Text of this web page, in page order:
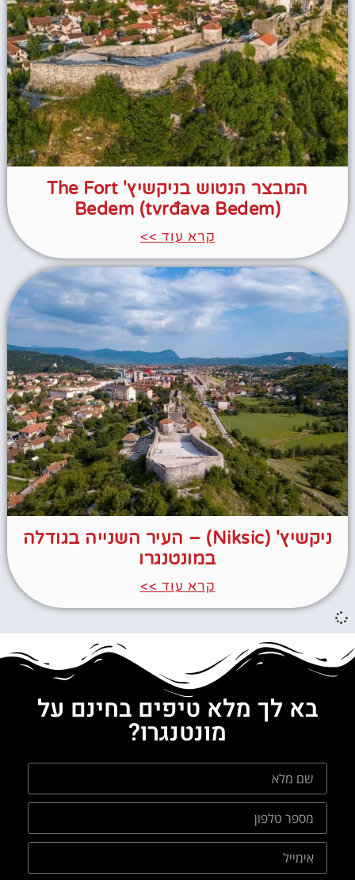
המבצר הנטוש בניקשיץ' The Fort
Bedem (tvrđava Bedem)
קרא עוד >>
ניקשיץ' (Niksic) – העיר השנייה בגודלה
במונטנגרו
קרא עוד >>
בא לך מלא טיפים בחינם על
מונטנגרו?